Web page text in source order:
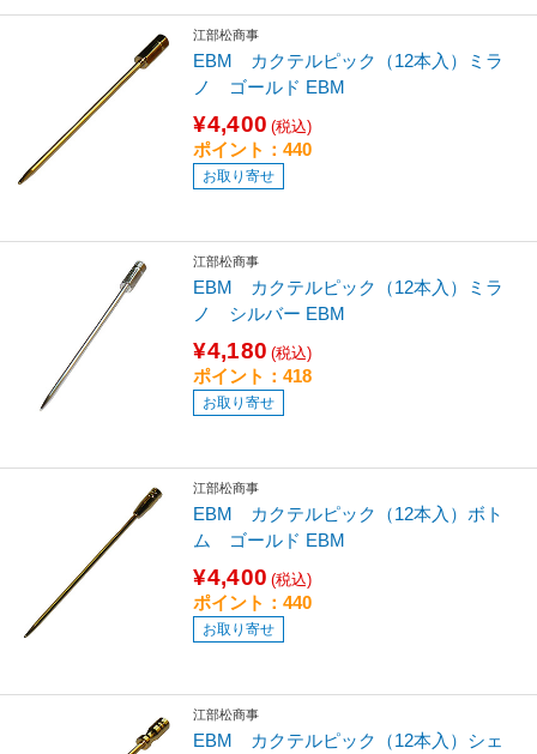
江部松商事
EBM カクテルピック（12本入）ミラ
ノ ゴールド EBM
¥4,400 (税込)
ポイント：440
お取り寄せ
江部松商事
EBM カクテルピック（12本入）ミラ
ノ シルバー EBM
¥4,180 (税込)
ポイント：418
お取り寄せ
江部松商事
EBM カクテルピック（12本入）ボト
ム ゴールド EBM
¥4,400 (税込)
ポイント：440
お取り寄せ
江部松商事
EBM カクテルピック（12本入）シェ